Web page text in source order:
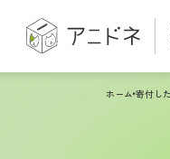
ホーム 寄付し